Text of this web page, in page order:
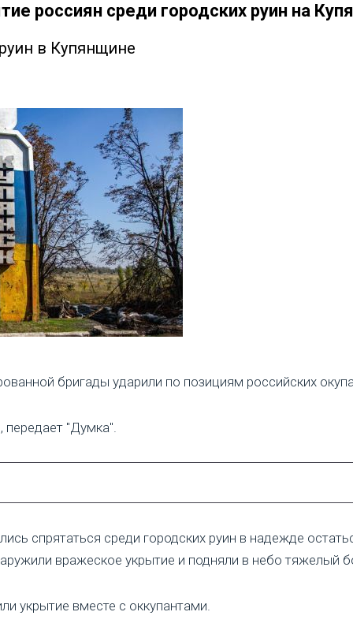
россиян среди городских руин на
в Купянщине
бригады ударили по позициям российских
"Думка".
спрятаться среди городских руин в надежде
вражеское укрытие и подняли в небо тяжелый
укрытие вместе с оккупантами.